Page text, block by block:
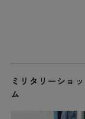
ミリタリーショ
ム